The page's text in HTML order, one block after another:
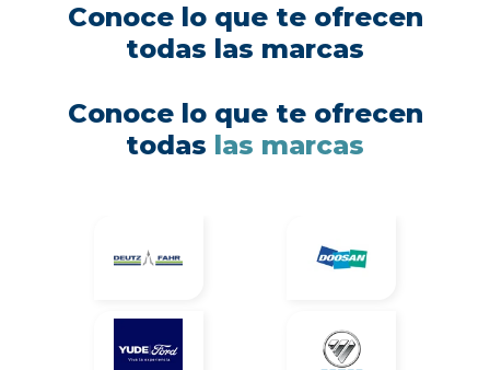
Conoce lo que te ofrecen
todas las marcas
Conoce lo que te ofrecen
todas las marcas